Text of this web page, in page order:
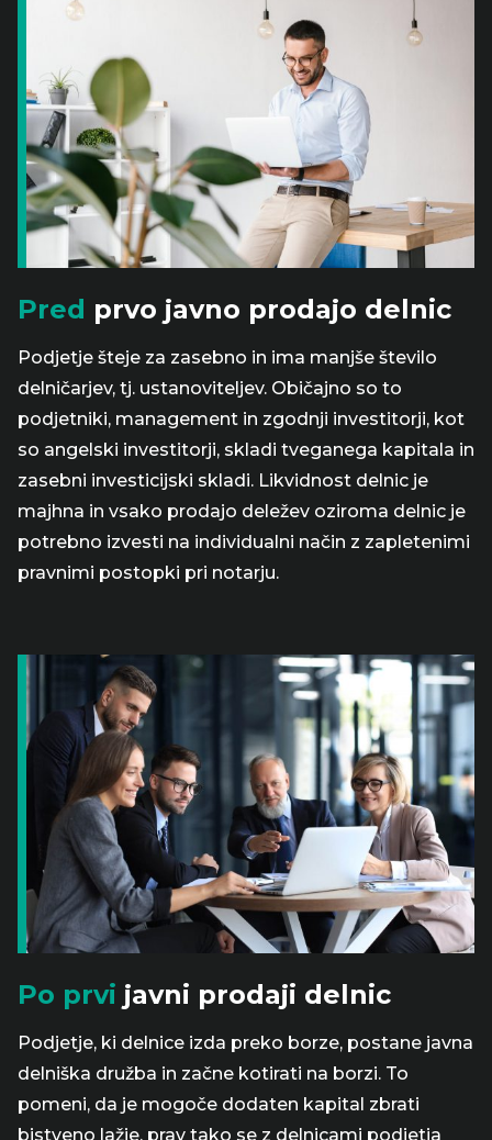
Pred prvo javno prodajo delnic
Podjetje šteje za zasebno in ima manjše število
delničarjev, tj. ustanoviteljev. Običajno so to
podjetniki, management in zgodnji investitorji, kot
so angelski investitorji, skladi tveganega kapitala in
zasebni investicijski skladi. Likvidnost delnic je
majhna in vsako prodajo deležev oziroma delnic je
potrebno izvesti na individualni način z zapletenimi
pravnimi postopki pri notarju.
Po prvi javni prodaji delnic
Podjetje, ki delnice izda preko borze, postane javna
delniška družba in začne kotirati na borzi. To
pomeni, da je mogoče dodaten kapital zbrati
bistveno lažje, prav tako se z delnicami podjetja